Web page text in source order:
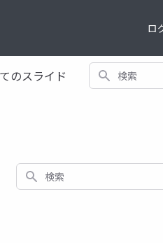
ロ
のスライド 検索
検索